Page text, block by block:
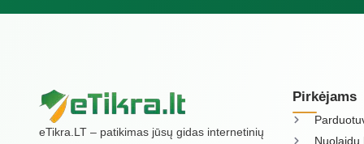
eTikra.LT – patikimas jūsų gidas internetinių
Pirkėjams
Nuolaidų